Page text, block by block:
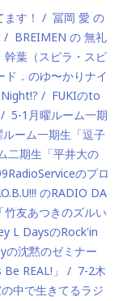
す！
冨岡 愛 の
BREIMEN の 無礼
幹葉（スピラ・スピ
ド．のゆ〜かりナイ
FUKIのto
5-1月曜ルーム一期
ーム一期生「逗子
二期生「平井大の
のプロ
のRADIO DA
友あつきのズルい
L DaysのRock'in
の沈黙のゼミナー
REAL!」
7-2木
中で生きてるラジ